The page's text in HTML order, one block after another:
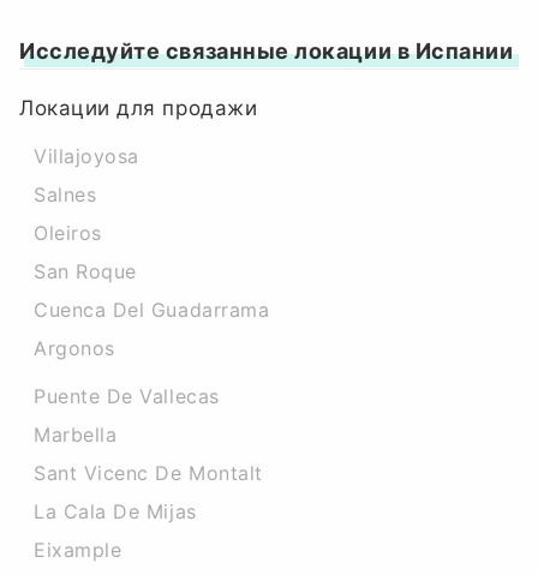
Исследуйте связанные локации в Испании
Локации для продажи
Villajoyosa
Salnes
Oleiros
San Roque
Cuenca Del Guadarrama
Argonos
Puente De Vallecas
Marbella
Sant Vicenc De Montalt
La Cala De Mijas
Eixample